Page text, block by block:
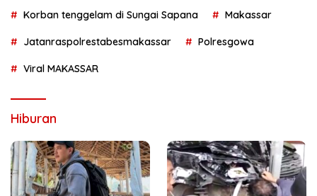
Korban tenggelam di Sungai Sapana Makassar
Jatanraspolrestabesmakassar Polresgowa
Viral MAKASSAR
Hiburan